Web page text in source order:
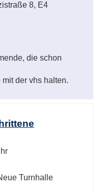
8, E4
die schon
der vhs halten.
Turnhalle